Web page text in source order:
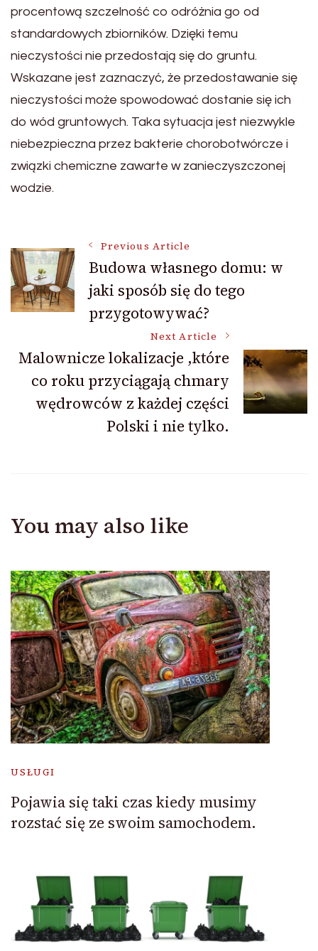
procentową szczelność co odróżnia go od
standardowych zbiorników. Dzięki temu
nieczystości nie przedostają się do gruntu.
Wskazane jest zaznaczyć, że przedostawanie się
nieczystości może spowodować dostanie się ich
do wód gruntowych. Taka sytuacja jest niezwykle
niebezpieczna przez bakterie chorobotwórcze i
związki chemiczne zawarte w zanieczyszczonej
wodzie.
Post
Navigation
Previous Article
Budowa własnego domu: w
jaki sposób się do tego
przygotowywać?
Next Article
Malownicze lokalizacje ,które
co roku przyciągają chmary
wędrowców z każdej części
Polski i nie tylko.
You may also like
USŁUGI
Pojawia się taki czas kiedy musimy
rozstać się ze swoim samochodem.